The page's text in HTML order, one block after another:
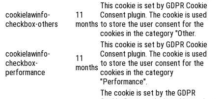
cookielawinfo-
checkbox-others
11
months
This cookie is set by GDPR Cookie
Consent plugin. The cookie is used
to store the user consent for the
cookies in the category "Other.
cookielawinfo-
checkbox-
performance
11
months
This cookie is set by GDPR Cookie
Consent plugin. The cookie is used
to store the user consent for the
cookies in the category
"Performance".
The cookie is set by the GDPR